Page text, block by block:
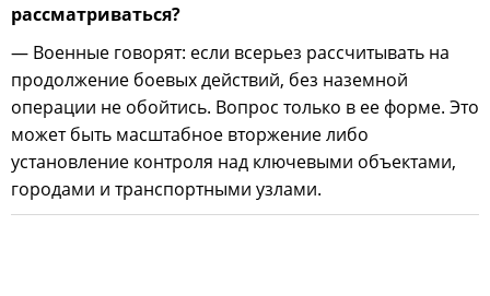
рассматриваться?
— Военные говорят: если всерьез рассчитывать на
продолжение боевых действий, без наземной
операции не обойтись. Вопрос только в ее форме. Это
может быть масштабное вторжение либо
установление контроля над ключевыми объектами,
городами и транспортными узлами.